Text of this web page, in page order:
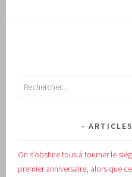
Rechercher :
On s’obstine tous à tourner le
premier anniversaire, alors que